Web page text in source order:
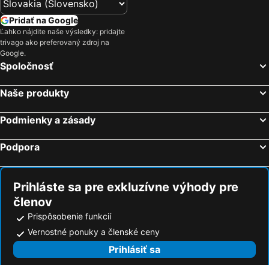
Pridať na Google
Ľahko nájdite naše výsledky: pridajte
trivago ako preferovaný zdroj na
Google.
Spoločnosť
Naše produkty
Podmienky a zásady
Podpora
Prihláste sa pre exkluzívne výhody pre
členov
Prispôsobenie funkcií
Vernostné ponuky a členské ceny
Prihlásiť sa